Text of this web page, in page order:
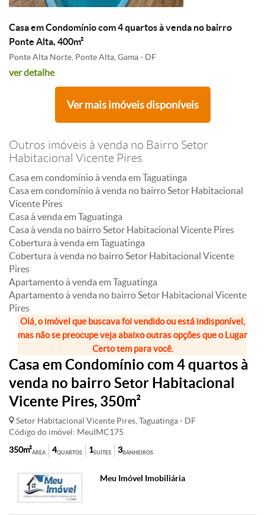
Casa em Condomínio com 4 quartos à venda no bairro
Ponte Alta, 400m²
Ponte Alta Norte, Ponte Alta, Gama - DF
ver detalhe
Ver mais imóveis disponíveis
Outros imóveis à venda no Bairro Setor
Habitacional Vicente Pires
Casa em condomínio à venda em Taguatinga
Casa em condomínio à venda no bairro Setor Habitacional
Vicente Pires
Casa à venda em Taguatinga
Casa à venda no bairro Setor Habitacional Vicente Pires
Cobertura à venda em Taguatinga
Cobertura à venda no bairro Setor Habitacional Vicente
Pires
Apartamento à venda em Taguatinga
Apartamento à venda no bairro Setor Habitacional Vicente
Pires
Olá, o imóvel que buscava foi vendido ou está indisponível,
mas não se preocupe veja abaixo outras opções que o Lugar
Certo tem para você.
Casa em Condomínio com 4 quartos à
venda no bairro Setor Habitacional
Vicente Pires, 350m²
Setor Habitacional Vicente Pires, Taguatinga - DF
Código do imóvel: MeuIMC175
ÁREA
350m² QUARTOS
4 SUÍTES
1 BANHEIROS
3
Meu Imóvel Imobiliária